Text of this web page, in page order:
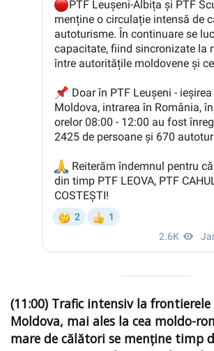
(11:00) Trafic intensiv la frontierele
Moldova, mai ales la cea moldo-
mare de călători se menține timp